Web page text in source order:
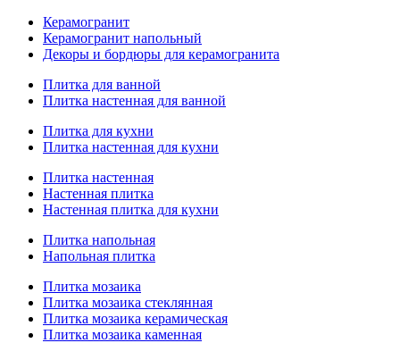
Керамогранит
Керамогранит напольный
Декоры и бордюры для керамогранита
Плитка для ванной
Плитка настенная для ванной
Плитка для кухни
Плитка настенная для кухни
Плитка настенная
Настенная плитка
Настенная плитка для кухни
Плитка напольная
Напольная плитка
Плитка мозаика
Плитка мозаика стеклянная
Плитка мозаика керамическая
Плитка мозаика каменная